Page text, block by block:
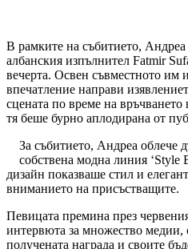
В рамките на събитието,
албанския изпълнител Fatmir
вечерта. Освен съвместното им
впечатление направи
сцената по време на връчването
тя беше бурно аплодирана от
За събитието, Андреа облече
собствена модна линия
дизайн показваше стил и
вниманието на присъстващите.
Певицата премина през
интервюта за множество медии,
получената награда и своите